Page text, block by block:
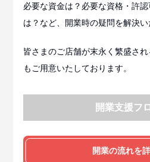
必要な資金は？必要な資格・許
は？など、開業時の疑問を解決い
皆さまのご店舗が末永く繁盛さ
もご用意いたしております。
開業支援フ
開業の流れを